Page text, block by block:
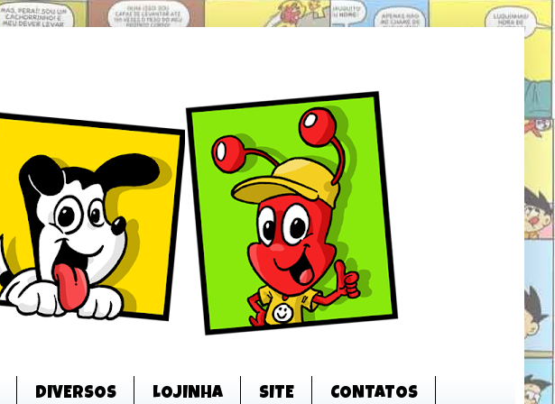
DIVERSOS LOJINHA SITE CONTATOS